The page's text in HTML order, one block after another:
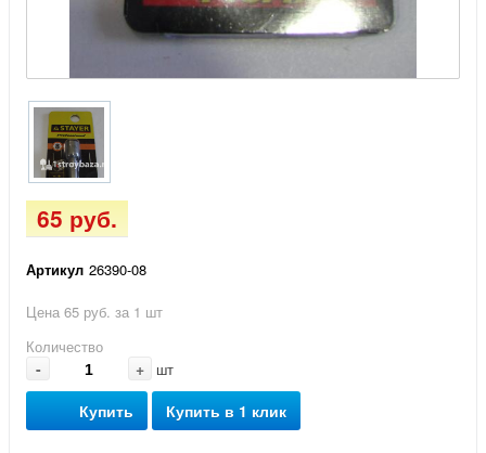
65 руб.
Артикул 26390-08
Цена 65 руб. за 1 шт
Количество
- + шт
Купить Купить в 1 клик